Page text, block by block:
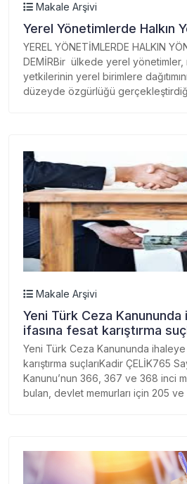
Makale Arşivi
Yerel Yönetimlerde Halkın
YEREL YÖNETİMLERDE HALKIN
DEMİRBir ülkede yerel yönetimler,
yetkilerinin yerel birimlere
düzeyde özgürlüğü
Makale Arşivi
Yeni Türk Ceza
ifasına fesat karıştırma
Yeni Türk Ceza Kanununda
karıştırma suçlarıKadir ÇELİK765
Kanunu’nun 366, 367 ve 368 inci
bulan, devlet memurları için 205